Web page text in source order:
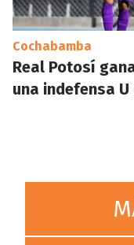
Cochabamba
Real Potosí
una indefensa U